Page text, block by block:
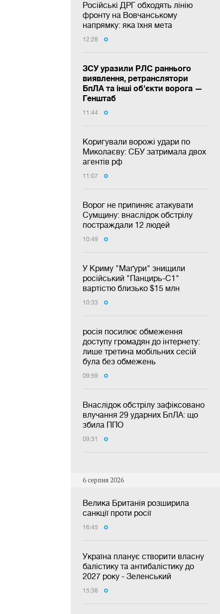
Російські ДРГ обходять лінію
фронту на Вовчанському
напрямку: яка їхня мета
12:28
ЗСУ уразили РЛС раннього
виявлення, ретранслятори
БпЛА та інші об'єкти ворога —
Генштаб
11:44
Коригували ворожі удари по
Миколаєву: СБУ затримала двох
агентів рф
11:07
Ворог не припиняє атакувати
Сумщину: внаслідок обстрілу
постраждали 12 людей
10:49
У Криму "Маґури" знищили
російський "Панцирь-С1"
вартістю близько $15 млн
10:33
росія посилює обмеження
доступу громадян до інтернету:
лише третина мобільних сесій
була без обмежень
09:59
Внаслідок обстрілу зафіксовано
влучання 29 ударних БпЛА: що
збила ППО
09:31
6 серпня 2026
Велика Британія розширила
санкції проти росії
16:45
Україна планує створити власну
балістику та антибалістику до
2027 року - Зеленський
15:38